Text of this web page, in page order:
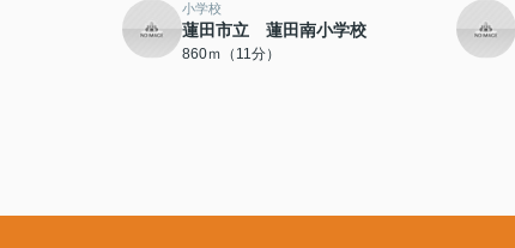
小学校
蓮田市立 蓮田南小学校
860ｍ（11分）